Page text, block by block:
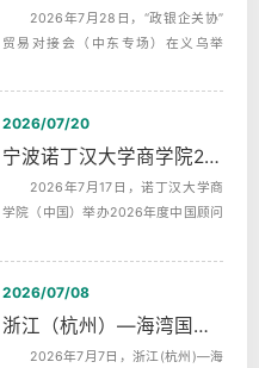
2026年7月28日，“政银企关协”
贸易对接会（中东专场）在义乌举
动提供...
2026/07/20
宁波诺丁汉大学商学院2026年度中国顾问委员会第二次会议同声传译
2026年7月17日，诺丁汉大学商
学院（中国）举办2026年度中国顾问
为上午...
2026/07/08
浙江（杭州）—海湾国家人工智能合作生态发布会AI机器英语同传
2026年7月7日，浙江(杭州)—海